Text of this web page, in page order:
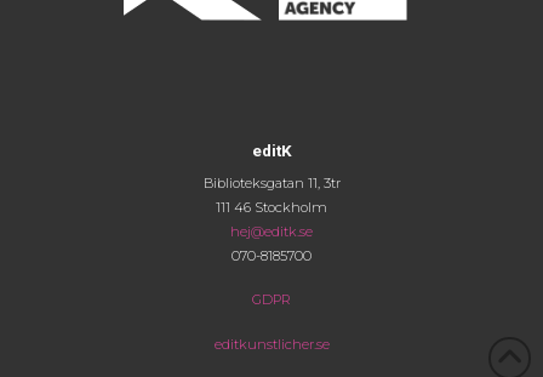
editK
Biblioteksgatan 11, 3tr
111 46 Stockholm
hej@editk.se
070-8185700
GDPR
editkunstlicher.se